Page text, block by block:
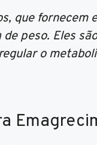
que
peso. Eles
o